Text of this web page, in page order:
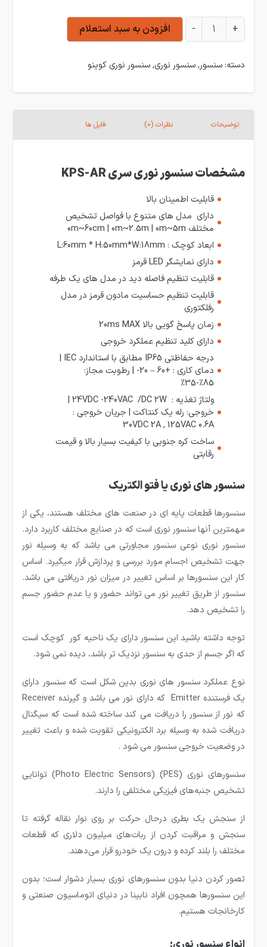
سنسور نوری 5 متر کوینو KPS-ARTR عدد
+
- افزودن به سبد استعلام
دسته:سنسور,سنسور نوری,سنسور نوری کوینو
توضیحات نظرات (0) فایل ها
مشخصات سنسور نوری سری KPS-AR
قابلیت اطمینان بالا
دارای مدل های متنوع با فواصل تشخیص
مختلف 0m~60cm | 0m~2.5m | 0m~5m
ابعاد کوچک : L:60mm * H:50mm*W:18mm
دارای نمایشگر LED قرمز
قابلیت تنظیم فاصله دید در مدل های یک طرفه
قابلیت تنظیم حساسیت مادون قرمز در مدل
رفلکتوری
زمان پاسخ گویی بالا 20ms MAX
دارای کلید تنظیم عملکرد خروجی
درجه حفاظتی IP65 مطابق با استاندارد IEC |
دمای کاری : +60 – 20- | رطوبت مجاز:
85%-35%
ولتاژ تغذیه : 24VDC -240VAC /DC 2W |
خروجی: رله یک کنتاکت | جریان خروجی :
30VDC 2A , 125VAC 0.6A
ساخت کره جنوبی با کیفیت بسیار بالا و قیمت
رقابتی
سنسور های نوری یا فتو الکتریک
سنسورها قطعات پایه ای در صنعت های مختلف هستند، یکی از
مهمترین آنها سنسور نوری است که در صنایع مختلف کاربرد دارد.
سنسور نوری نوعی سنسور مجاورتی می باشد که به وسیله نور
جهت تشخیص اجسام مورد بررسی و پردازش قرار میگیرد. اساس
کار این سنسورها بر اساس تغییر در میزان نور دریافتی می باشد.
سنسور از طریق تغییر نور می تواند حضور و یا عدم حضور جسم
را تشخیص دهد.
توجه داشته باشید این سنسور دارای یک ناحیه کور کوچک است
که اگر جسم از حدی به سنسور نزدیک تر باشد، دیده نمی شود.
نوع عملکرد سنسور های نوری بدین شکل است که سنسور دارای
یک فرستنده Emitter که دارای نور می باشد و گیرنده Receiver
که نور از سنسور را دریافت می کند ساخته شده است که سیگنال
دریافت شده به وسیله برد الکترونیکی تقویت شده و باعث تغییر
در وضعیت خروجی سنسور می شود .
سنسورهای نوری (PES) (Photo Electric Sensors) توانایی
تشخیص جنبه‌های فیزیکی مختلفی را دارند.
از سنجش یک بطری درحال حرکت بر روی نوار نقاله گرفته تا
سنجش و مراقبت کردن از ربات‌های میلیون دلاری که قطعات
مختلف را بلند کرده و درون یک خودرو قرار می‌دهند.
تصور کردن دنیا بدون سنسورهای نوری بسیار دشوار است؛ بدون
این سنسورها همچون افراد نابینا در دنیای اتوماسیون صنعتی و
کارخانجات هستیم.